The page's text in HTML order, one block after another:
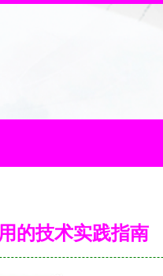
的技术实践指南